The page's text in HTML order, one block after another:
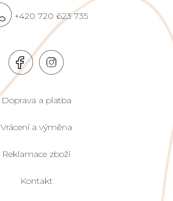
+420 720 623 735
Doprava a platba
Vrácení a výměna
Reklamace zboží
Kontakt